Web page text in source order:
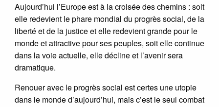
Aujourd’hui l’Europe est à la croisée des chemins : soit
elle redevient le phare mondial du progrès social, de la
liberté et de la justice et elle redevient grande pour le
monde et attractive pour ses peuples, soit elle continue
dans la voie actuelle, elle décline et l’avenir sera
dramatique.
Renouer avec le progrès social est certes une utopie
dans le monde d’aujourd’hui, mais c’est le seul combat